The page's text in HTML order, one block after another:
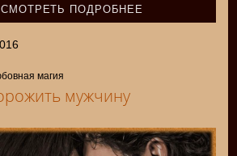
СМОТРЕТЬ ПОДРОБНЕЕ
магия
мужчину